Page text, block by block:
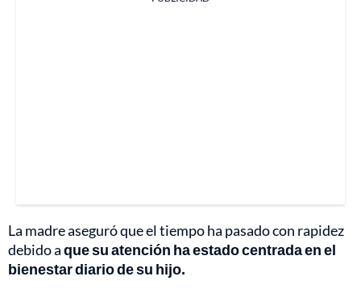
La madre aseguró que el tiempo ha pasado con rapidez
debido aque su atención ha estado centrada en el
bienestar diario de su hijo.